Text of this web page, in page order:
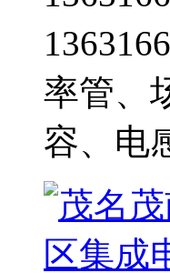
率管、
容、电